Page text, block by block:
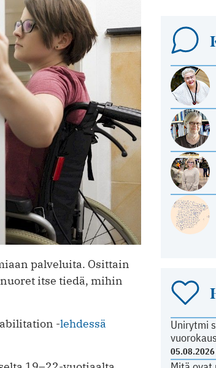
Unirytmi
palveluita. Osittain
itse tiedä, mihin
-lehdessä